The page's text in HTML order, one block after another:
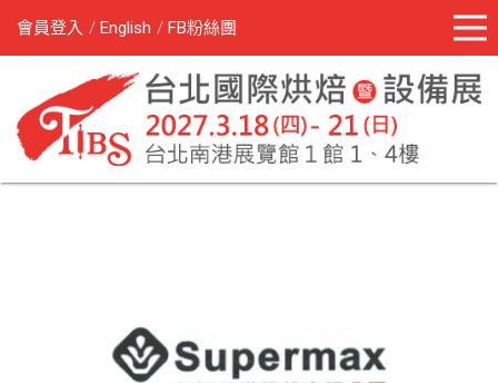
會員登入 English FB粉絲團